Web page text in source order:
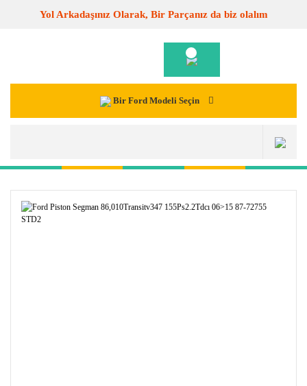
Yol Arkadaşınız Olarak, Bir Parçanız da biz olalım
Bir Ford Modeli Seçin